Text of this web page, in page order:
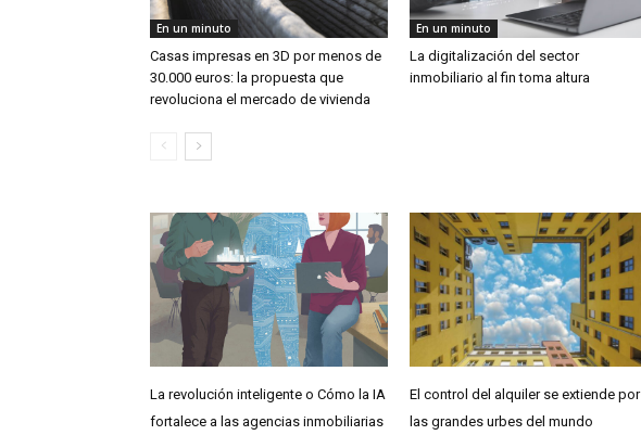
En un minuto
Casas impresas en 3D por menos de
30.000 euros: la propuesta que
revoluciona el mercado de vivienda
En un minuto
La digitalización del sector
inmobiliario al fin toma altura
La revolución inteligente o Cómo la IA
fortalece a las agencias inmobiliarias
El control del alquiler se extiende por
las grandes urbes del mundo